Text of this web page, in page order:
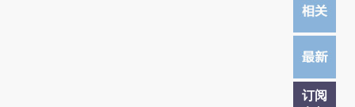
订阅